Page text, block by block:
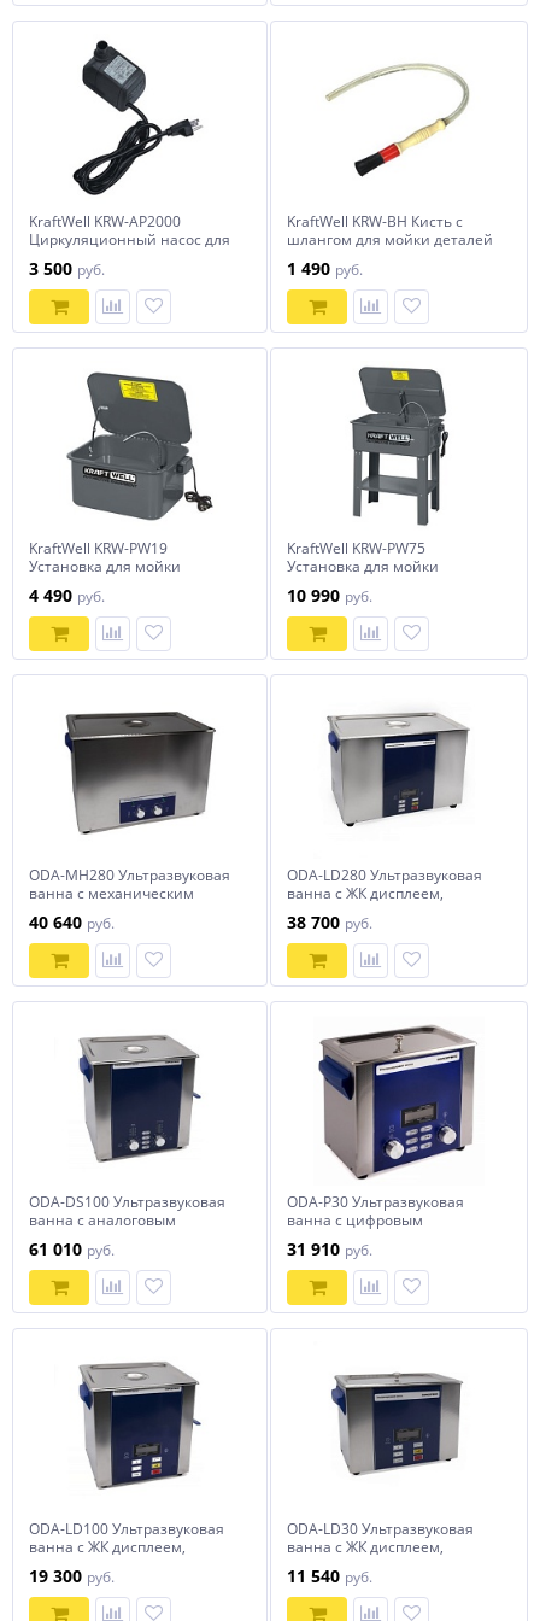
KraftWell KRW-AP2000
Циркуляционный насос для
3 500 руб.
KraftWell KRW-BH Кисть с
шлангом для мойки деталей
1 490 руб.
KraftWell KRW-PW19
Установка для мойки
электрическая, 19 л
4 490 руб.
KraftWell KRW-PW75
Установка для мойки
электрическая, 75 л
10 990 руб.
ODA-MH280 Ультразвуковая
ванна с механическим
ОДА Сервис ODA-MH280
40 640 руб.
ODA-LD280 Ультразвуковая
ванна с ЖК дисплеем,
дегазации, 28 л ОДА Сервис
ODA-LD280
38 700 руб.
ODA-DS100 Ультразвуковая
ванна с аналоговым
дегазацией и модуляцией
10 л ОДА Сервис ODA-DS100
61 010 руб.
ODA-P30 Ультразвуковая
ванна с цифровым
дегазацией и импульсной
очисткой 3 л ОДА Сервис
ODA-P30
31 910 руб.
ODA-LD100 Ультразвуковая
ванна с ЖК дисплеем,
дегазации, 10 л ОДА Сервис
ODA-LD100
19 300 руб.
ODA-LD30 Ультразвуковая
ванна с ЖК дисплеем,
дегазации, 3 л ОДА Сервис
ODA-LD30
11 540 руб.